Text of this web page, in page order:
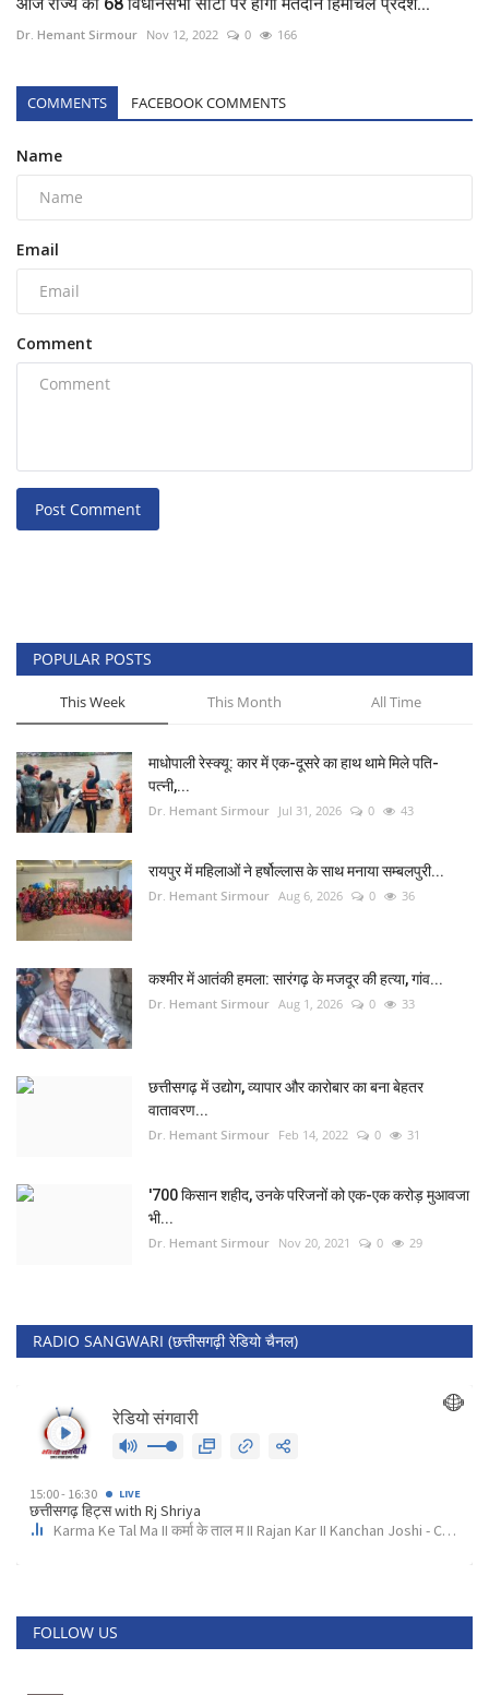
Dr. Hemant Sirmour Nov 12, 2022 0 166
COMMENTS FACEBOOK COMMENTS
Name
Email
Comment
Post Comment
POPULAR POSTS
This Week This Month All Time
माधोपाली रेस्क्यू: कार में एक-दूसरे का हाथ थामे मिले पति-
पत्नी,...
Dr. Hemant Sirmour Jul 31, 2026 0 43
रायपुर में महिलाओं ने हर्षोल्लास के साथ मनाया सम्बलपुरी...
Dr. Hemant Sirmour Aug 6, 2026 0 36
कश्मीर में आतंकी हमला: सारंगढ़ के मजदूर की हत्या, गांव...
Dr. Hemant Sirmour Aug 1, 2026 0 33
छत्तीसगढ़ में उद्योग, व्यापार और कारोबार का बना बेहतर
वातावरण...
Dr. Hemant Sirmour Feb 14, 2022 0 31
'700 किसान शहीद, उनके परिजनों को एक-एक करोड़ मुआवजा
भी...
Dr. Hemant Sirmour Nov 20, 2021 0 29
RADIO SANGWARI (छत्तीसगढ़ी रेडियो चैनल)
FOLLOW US